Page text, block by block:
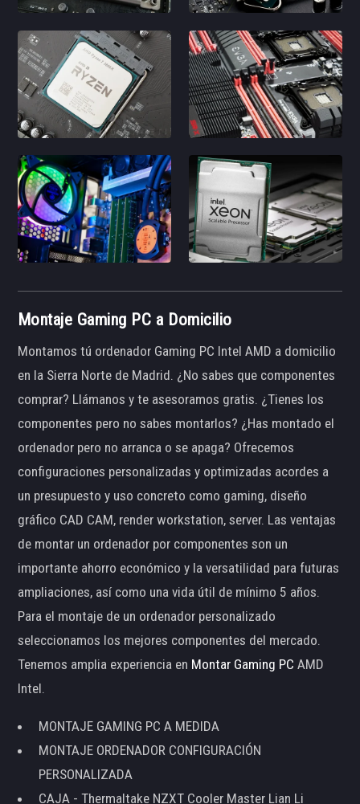
Montaje Gaming PC a Domicilio
Montamos tú ordenador Gaming PC Intel AMD a domicilio
en la Sierra Norte de Madrid. ¿No sabes que componentes
comprar? Llámanos y te asesoramos gratis. ¿Tienes los
componentes pero no sabes montarlos? ¿Has montado el
ordenador pero no arranca o se apaga? Ofrecemos
configuraciones personalizadas y optimizadas acordes a
un presupuesto y uso concreto como gaming, diseño
gráfico CAD CAM, render workstation, server. Las ventajas
de montar un ordenador por componentes son un
importante ahorro económico y la versatilidad para futuras
ampliaciones, así como una vida útil de mínimo 5 años.
Para el montaje de un ordenador personalizado
seleccionamos los mejores componentes del mercado.
Tenemos amplia experiencia en Montar Gaming PC AMD
Intel.
MONTAJE GAMING PC A MEDIDA
MONTAJE ORDENADOR CONFIGURACIÓN
PERSONALIZADA
CAJA - Thermaltake NZXT Cooler Master Lian Li